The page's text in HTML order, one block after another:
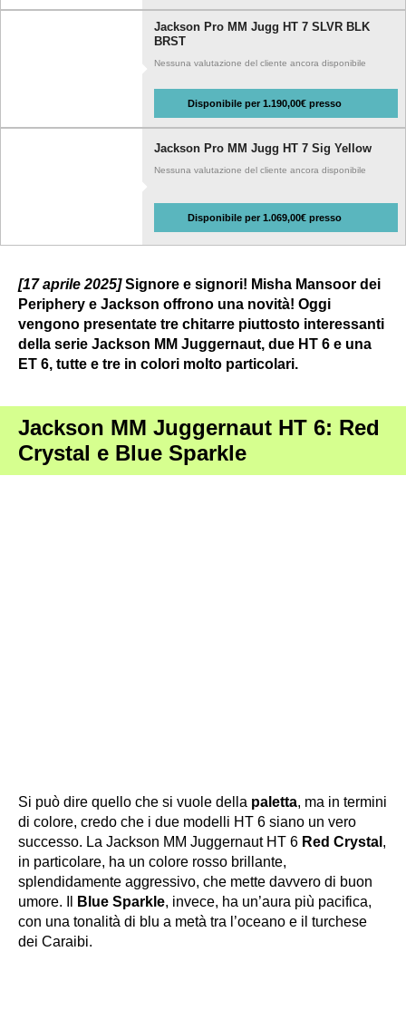
Jackson Pro MM Jugg HT 7 SLVR BLK
BRST
Nessuna valutazione del cliente ancora disponibile
Disponibile per 1.190,00€ presso
Jackson Pro MM Jugg HT 7 Sig Yellow
Nessuna valutazione del cliente ancora disponibile
Disponibile per 1.069,00€ presso
[17 aprile 2025]Signore e signori! Misha Mansoor dei
Periphery e Jackson offrono una novità! Oggi
vengono presentate tre chitarre piuttosto interessanti
della serie Jackson MM Juggernaut, due HT 6 e una
ET 6, tutte e tre in colori molto particolari.
Jackson MM Juggernaut HT 6: Red
Crystal e Blue Sparkle
Si può dire quello che si vuole della paletta, ma in termini
di colore, credo che i due modelli HT 6 siano un vero
successo. La Jackson MM Juggernaut HT 6 Red Crystal ,
in particolare, ha un colore rosso brillante,
splendidamente aggressivo, che mette davvero di buon
umore. Il
Blue Sparkle, invece, ha un’aura più pacifica,
con una tonalità di blu a metà tra l’oceano e il turchese
dei Caraibi.